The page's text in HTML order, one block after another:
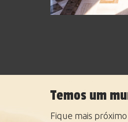
Temos um
Fique mais